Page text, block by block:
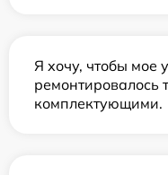
Я хочу, чтобы мое
комплектующими.